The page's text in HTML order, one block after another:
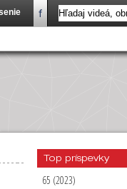
Top príspevky
65 (2023)